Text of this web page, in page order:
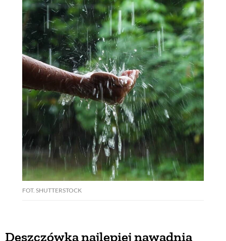
FOT. SHUTTERSTOCK
Deszczówka najlepiej nawadnia